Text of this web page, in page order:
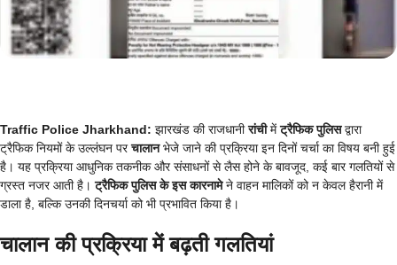
Traffic Police Jharkhand: झारखंड की राजधानीरांचीमेंट्रैफिक पुलिसद्वारा
ट्रैफिक नियमों के उल्लंघन परचालानभेजे जाने की प्रक्रिया इन दिनों चर्चा का विषय बनी हुई
है। यह प्रक्रिया आधुनिक तकनीक और संसाधनों से लैस होने के बावजूद, कई बार गलतियों से
ग्रस्त नजर आती है।ट्रैफिक पुलिस के इस कारनामेने वाहन मालिकों को न केवल हैरानी में
डाला है, बल्कि उनकी दिनचर्या को भी प्रभावित किया है।
चालान की प्रक्रिया में बढ़ती गलतियां